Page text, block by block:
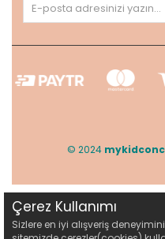
© 2024
Çerez Kullanımı
Sizlere en iyi alışveriş